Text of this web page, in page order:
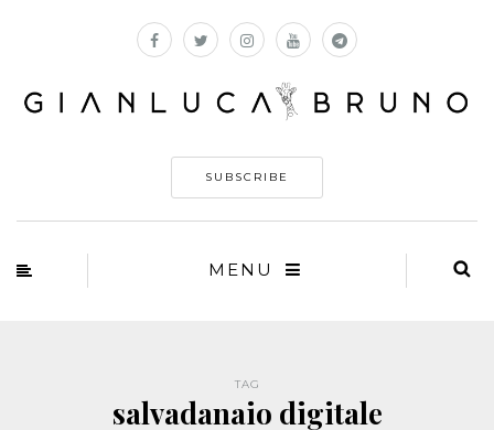
SUBSCRIBE
MENU
TAG
salvadanaio digitale